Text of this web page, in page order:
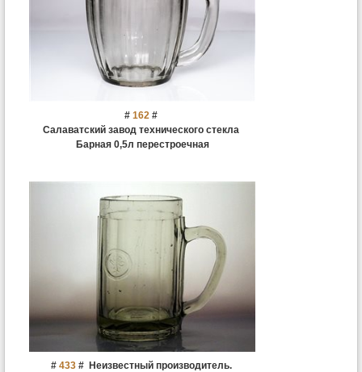
# 162 #
Салаватский завод технического стекла
Барная 0,5л перестроечная
# 433#
Неизвестный производитель.